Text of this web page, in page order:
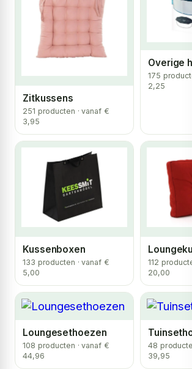
Zitkussens
251 producten · vanaf €
3,95
Overige
175
2,25
Kussenboxen
133 producten · vanaf €
5,00
112
20,00
Loungesethoezen
108 producten · vanaf €
44,96
48
39,95